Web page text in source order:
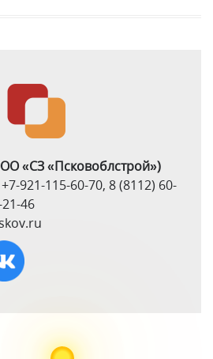
«СЗ «Псковоблстрой»)
+7-921-115-60-70, 8 (8112) 60-
46